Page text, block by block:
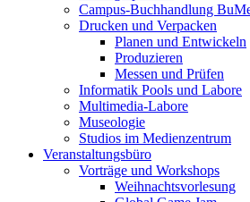
Campus-Buchhandlung
Drucken und Verpacken
Planen und Entwickeln
Produzieren
Messen und Prüfen
Informatik Pools und Labore
Multimedia-Labore
Museologie
Studios im Medienzentrum
Veranstaltungsbüro
Vorträge und Workshops
Weihnachtsvorlesung